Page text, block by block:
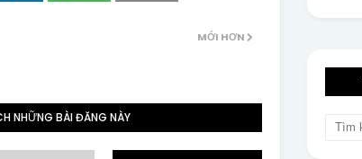
MỚI HƠN
NHỮNG BÀI ĐĂNG NÀY